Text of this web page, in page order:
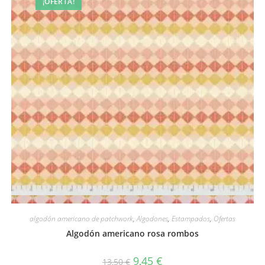
Vista rápida
algodón americano de patchwork,Algodones, Estampados, Ofertas
Algodón americano rosa rombos
13,50€ El
9,45 €